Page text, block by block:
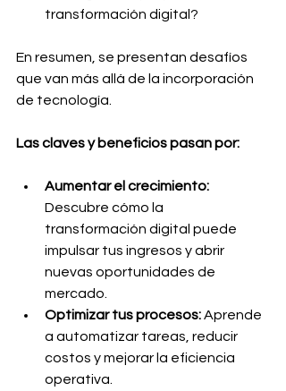
transformación digital?
En resumen, se presentan desafíos
que van más allá de la incorporación
de tecnología.
Las claves y beneficios pasan por:
Aumentar el crecimiento:
Descubre cómo la
transformación digital puede
impulsar tus ingresos y abrir
nuevas oportunidades de
mercado.
Optimizar tus procesos: Aprende
a automatizar tareas, reducir
costos y mejorar la eficiencia
operativa.